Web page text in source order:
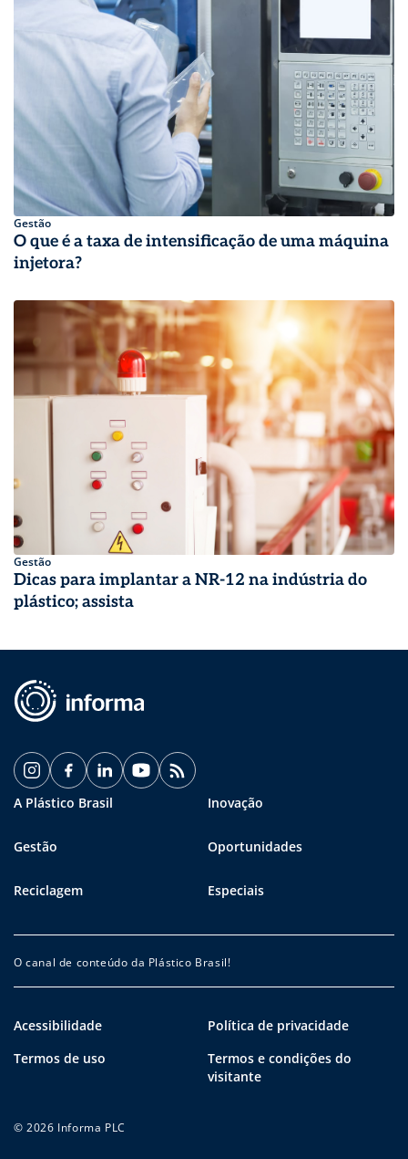
Gestão
O que é a taxa de intensificação de uma máquina
injetora?
Gestão
Dicas para implantar a NR-12 na indústria do
plástico; assista
A Plástico Brasil Inovação
Gestão Oportunidades
Reciclagem Especiais
O canal de conteúdo da Plástico Brasil!
Acessibilidade
Política de privacidade
Termos de uso
Termos e condições do
visitante
© 2026 Informa PLC